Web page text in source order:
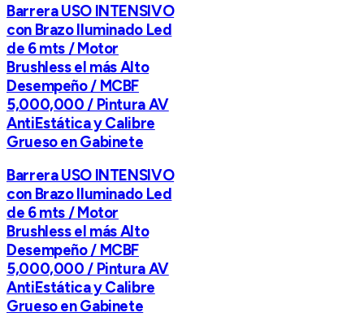
Barrera USO INTENSIVO
con Brazo Iluminado Led
de 6 mts / Motor
Brushless el más Alto
Desempeño / MCBF
5,000,000 / Pintura AV
AntiEstática y Calibre
Grueso en Gabinete
Barrera USO INTENSIVO
con Brazo Iluminado Led
de 6 mts / Motor
Brushless el más Alto
Desempeño / MCBF
5,000,000 / Pintura AV
AntiEstática y Calibre
Grueso en Gabinete